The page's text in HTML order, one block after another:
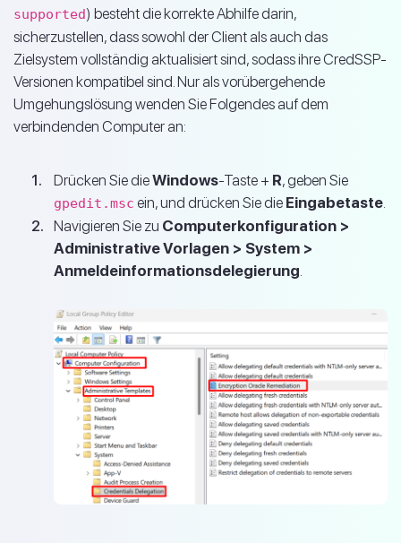
supported) besteht die korrekte Abhilfe darin,
sicherzustellen, dass sowohl der Client als auch das
Zielsystem vollständig aktualisiert sind, sodass ihre CredSSP-
Versionen kompatibel sind. Nur als vorübergehende
Umgehungslösung wenden Sie Folgendes auf dem
verbindenden Computer an:
Drücken Sie dieWindows-Taste + R, geben Sie
gpedit.msc ein, und drücken Sie die Eingabetaste
Navigieren Sie zu Computerkonfiguration >
Administrative Vorlagen > System >
Anmeldeinformationsdelegierung